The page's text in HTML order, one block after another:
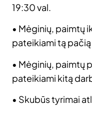
19:30 val.
• Mėginių, paimtų
pateikiami tą
• Mėginių, paimtų
pateikiami kitą
• Skubūs tyrimai